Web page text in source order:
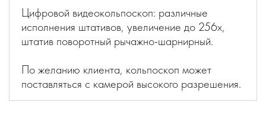
Цифровой видеокольпоскоп: различные
исполнения штативов, увеличение до 256х,
штатив поворотный рычажно-шарнирный.
По желанию клиента, кольпоскоп может
поставляться с камерой высокого разрешения.